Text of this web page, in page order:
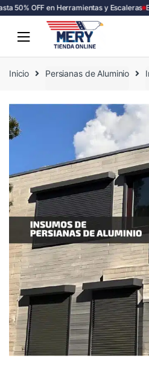
50% OFF en Herramientas y Escaleras
Inicio Persianas de Aluminio